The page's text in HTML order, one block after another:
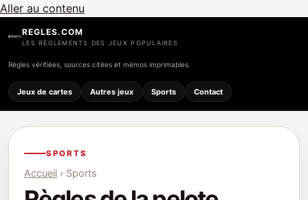
Aller au contenu
REGLES.COM
LES RÈGLEMENTS DES JEUX POPULAIRES
Règles vérifiées, sources citées et mémos imprimables.
Jeux de cartes Autres jeux Sports Contact
SPORTS
Accueil › Sports